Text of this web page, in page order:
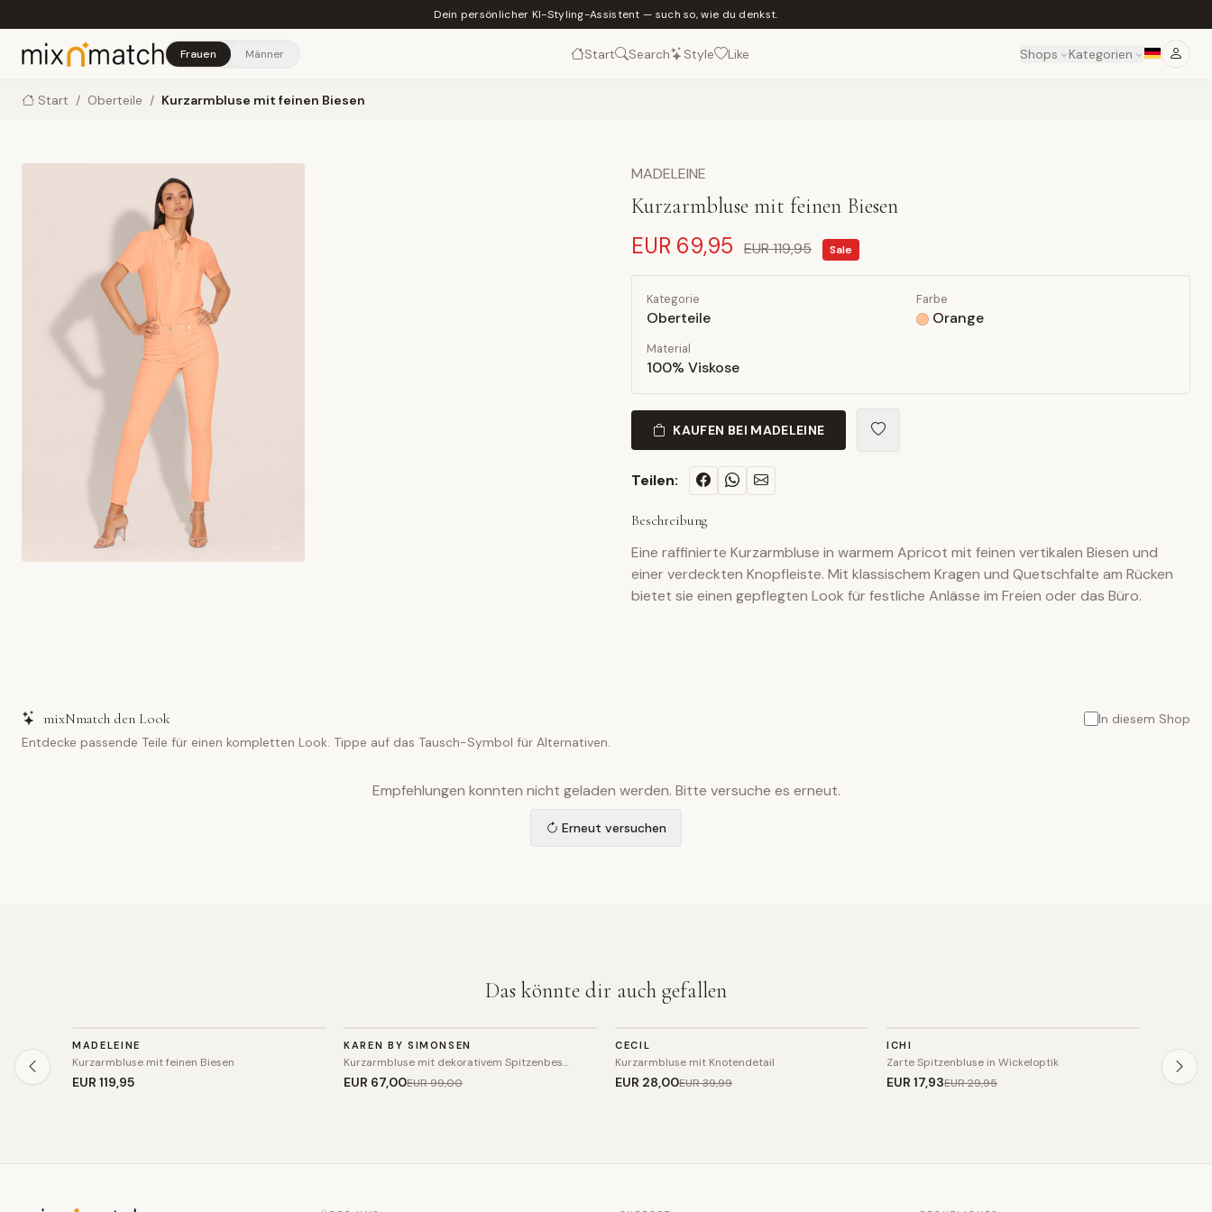
Dein persönlicher KI-Styling-Assistent — such so, wie du denkst.
Frauen Männer Start Search Style Like Shops Kategorien
Start / Oberteile / Kurzarmbluse mit feinen Biesen
MADELEINE
Kurzarmbluse mit feinen Biesen
EUR 69,95 EUR 119,95 Sale
Kategorie
Oberteile
Farbe
Orange
Material
100% Viskose
KAUFEN BEI MADELEINE
Teilen:
Beschreibung
Eine raffinierte Kurzarmbluse in warmem Apricot mit feinen vertikalen Biesen und
einer verdeckten Knopfleiste. Mit klassischem Kragen und Quetschfalte am Rücken
bietet sie einen gepflegten Look für festliche Anlässe im Freien oder das Büro.
mixNmatch den Look
In diesem Shop
Entdecke passende Teile für einen kompletten Look. Tippe auf das Tausch-Symbol für Alternativen.
Empfehlungen konnten nicht geladen werden. Bitte versuche es erneut.
Erneut versuchen
Das könnte dir auch gefallen
MADELEINE
Kurzarmbluse mit feinen Biesen
EUR 119,95
SALE
KAREN BY SIMONSEN
Kurzarmbluse mit dekorativem Spitzenbes…
EUR 67,00EUR 99,00
SALE
CECIL
Kurzarmbluse mit Knotendetail
EUR 28,00EUR 39,99
SALE
ICHI
Zarte Spitzenbluse in Wickeloptik
EUR 17,93EUR 29,95
SALE
Filigrane
EUR 30